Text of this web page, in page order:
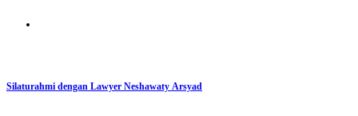
Silaturahmi dengan Lawyer Neshawaty Arsyad